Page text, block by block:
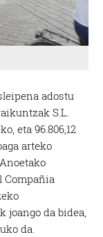
adostu
S.L.
eta 96.806,12
arteko
Compañia
joango da bidea,
da.